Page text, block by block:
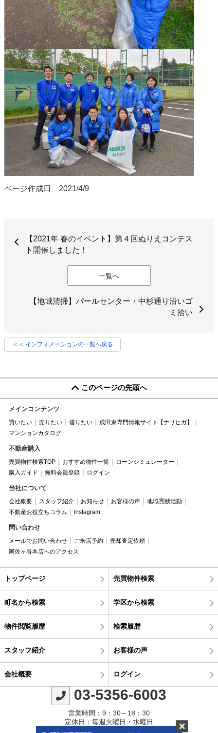
ページ作成日 2021/4/9
【2021年 春のイベント】第４回ぬりえコンテス
ト開催しました！
一覧へ
【地域清掃】パールセンター・中杉通り沿いゴ
ミ拾い
＜＜ インフォメーションの一覧へ戻る
このページの先頭へ
メインコンテンツ
買いたい 売りたい 借りたい
成田東専門情報サイト【ナリヒガ】
マンションカタログ
不動産購入
売買物件検索TOP おすすめ物件一覧
ローンシミュレーター
購入ガイド
無料会員登録 ログイン
当社について
会社概要 スタッフ紹介 お知らせ お客様の声
地域貢献活動
不動産お役立ちコラム
Instagram
問い合わせ
メールでお問い合わせ ご来店予約
売却査定依頼
阿佐ヶ谷本店へのアクセス
トップページ 売買物件検索
町名から検索 学区から検索
物件閲覧履歴 検索履歴
スタッフ紹介 お客様の声
会社概要 ログイン
03-5356-6003
営業時間：9：30～18：30
定休日：毎週火曜日・水曜日